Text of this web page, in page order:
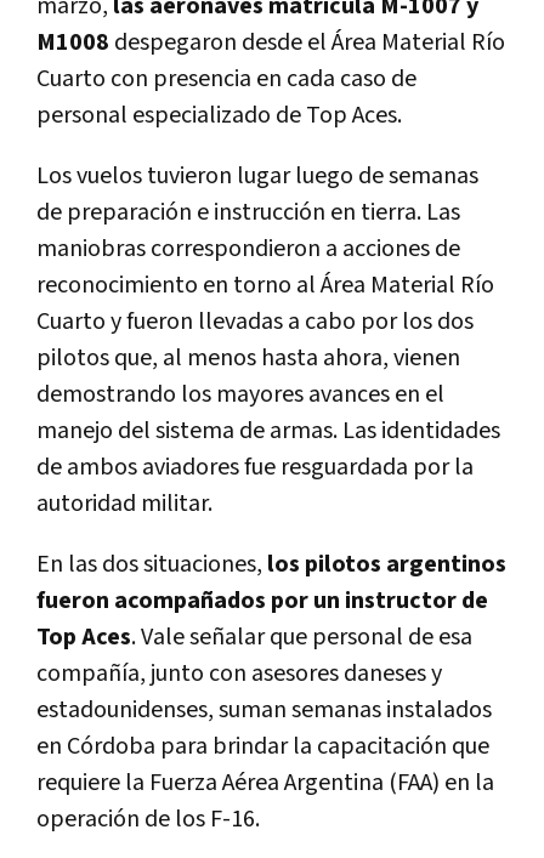
marzo, las aeronaves matrícula M-1007 y
M1008 despegaron desde el Área Material Río
Cuarto con presencia en cada caso de
personal especializado de Top Aces.
Los vuelos tuvieron lugar luego de semanas
de preparación e instrucción en tierra. Las
maniobras correspondieron a acciones de
reconocimiento en torno al Área Material Río
Cuarto y fueron llevadas a cabo por los dos
pilotos que, al menos hasta ahora, vienen
demostrando los mayores avances en el
manejo del sistema de armas. Las identidades
de ambos aviadores fue resguardada por la
autoridad militar.
En las dos situaciones, los pilotos argentinos
fueron acompañados por un instructor de
Top Aces. Vale señalar que personal de esa
compañía, junto con asesores daneses y
estadounidenses, suman semanas instalados
en Córdoba para brindar la capacitación que
requiere la Fuerza Aérea Argentina (FAA) en la
operación de los F-16.